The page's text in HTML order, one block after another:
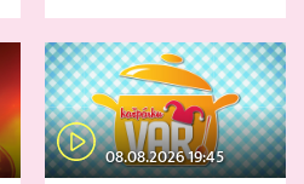
08.08.2026 19:45